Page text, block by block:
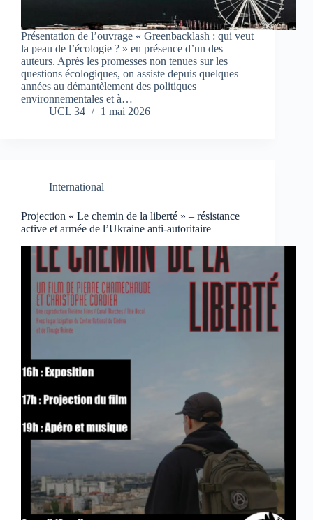
Présentation de l’ouvrage « Greenbacklash : qui veut
la peau de l’écologie ? » en présence d’un des
auteurs. Après les promesses non tenues sur les
questions écologiques, on assiste depuis quelques
années au démantèlement des politiques
environnementales et à…
UCL 34
1 mai 2026
International
Projection « Le chemin de la liberté » – résistance
active et armée de l’Ukraine anti-autoritaire